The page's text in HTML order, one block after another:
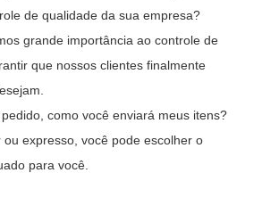
de qualidade da sua empresa?
grande importância ao controle de
que nossos clientes finalmente
como você enviará meus itens?
ou expresso, você pode escolher o
para você.